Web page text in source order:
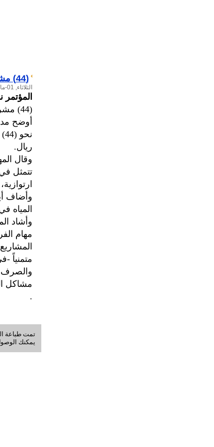
(44) مشروعاً لهيئة مياه الريف في محافظة حجة
الثلاثاء, 01-مارس-2005
(44) مشروعاً لهيئة مياه الريف في محافظة حجة
أوضح
ريال.
وقال
تتمثل
وأضاف
المياه
وأشاد
مهام
متمنياً
والصرف
مشاكل
.
تمت طباعة الخبر في:
يمكنك